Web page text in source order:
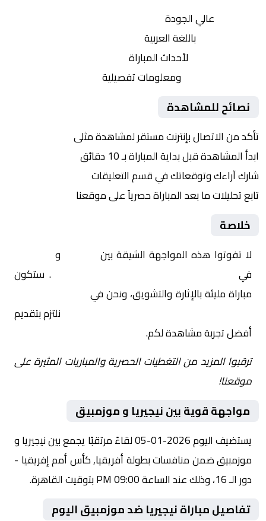
عالي الجودة
باللغة العربية
لأحداث المباراة
ومعلومات تفصيلية
نصائح للمشاهدة
تأكد من الاتصال بإنترنت مستقر لمشاهدة مثلى
ابدأ المشاهدة قبل بداية المباراة بـ 10 دقائق
شارك آراءك وتوقعاتك في قسم التعليقات
تابع تحليلات ما بعد المباراة حصرياً على موقعنا
خلاصة
لا تفوتوا هذه المواجهة الشيقة بين و
في
. ستكون
مباراة مليئة بالإثارة والتشويق، ونحن في
نلتزم بتقديم
أفضل تجربة مشاهدة لكم.
ترقبوا المزيد من التغطيات الحصرية والمباريات المثيرة على
موقعنا!
مواجهة قوية بين نيجيريا و موزمبيق
يستضيف اليوم 2026-01-05 لقاءً مرتقبًا يجمع بين نيجيريا و
موزمبيق ضمن منافسات بطولة أفريقيا, كأس أمم إفريقيا -
دور الـ 16، وذلك عند الساعة 09:00 PM بتوقيت القاهرة.
تفاصيل مباراة نيجيريا ضد موزمبيق اليوم